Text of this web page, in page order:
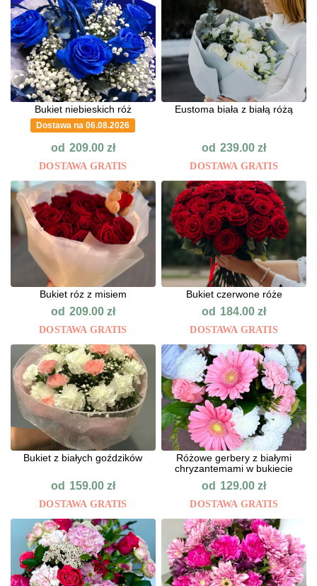
Bukiet niebieskich róż
Dostawa na 06.08.2026
od 209.00 zł
DOSTAWA GRATIS
Eustoma biała z białą różą
od 239.00zł
DOSTAWA GRATIS
Bukiet róz z misiem
od 209.00 zł
DOSTAWA GRATIS
Bukiet czerwone róże
od 184.00zł
DOSTAWA GRATIS
Bukiet z białych goździków
od 159.00 zł
DOSTAWA GRATIS
Różowe gerbery z białymi
chryzantemami w bukiecie
od 129.00zł
DOSTAWA GRATIS